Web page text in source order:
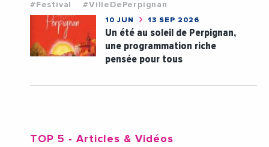
#Festival #VilleDePerpignan
10 JUN 13 SEP 2026
Un été au soleil de Perpignan,
une programmation riche
pensée pour tous
TOP 5 - Articles & Vidéos